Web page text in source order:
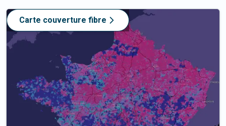
Carte couverture fibre